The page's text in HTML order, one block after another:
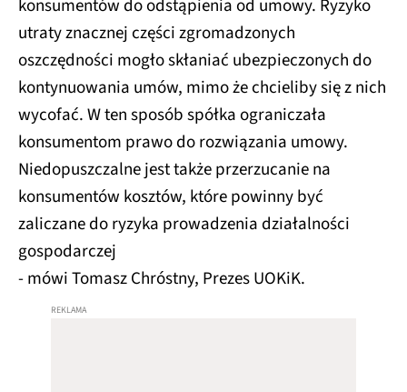
konsumentów do odstąpienia od umowy. Ryzyko
utraty znacznej części zgromadzonych
oszczędności mogło skłaniać ubezpieczonych do
kontynuowania umów, mimo że chcieliby się z nich
wycofać. W ten sposób spółka ograniczała
konsumentom prawo do rozwiązania umowy.
Niedopuszczalne jest także przerzucanie na
konsumentów kosztów, które powinny być
zaliczane do ryzyka prowadzenia działalności
gospodarczej
- mówi Tomasz Chróstny, Prezes UOKiK.